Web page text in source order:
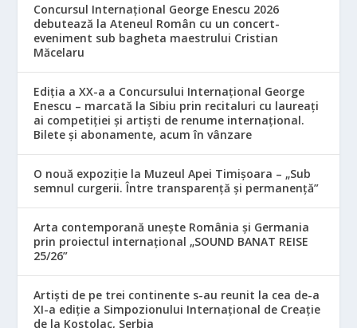
Concursul Internațional George Enescu 2026
debutează la Ateneul Român cu un concert-
eveniment sub bagheta maestrului Cristian
Măcelaru
Ediția a XX-a a Concursului Internațional George
Enescu – marcată la Sibiu prin recitaluri cu laureați
ai competiției și artiști de renume internațional.
Bilete și abonamente, acum în vânzare
O nouă expoziție la Muzeul Apei Timișoara – „Sub
semnul curgerii. Între transparență și permanență”
Arta contemporană unește România și Germania
prin proiectul internațional „SOUND BANAT REISE
25/26”
Artiști de pe trei continente s-au reunit la cea de-a
XI-a ediție a Simpozionului Internațional de Creație
de la Kostolac, Serbia